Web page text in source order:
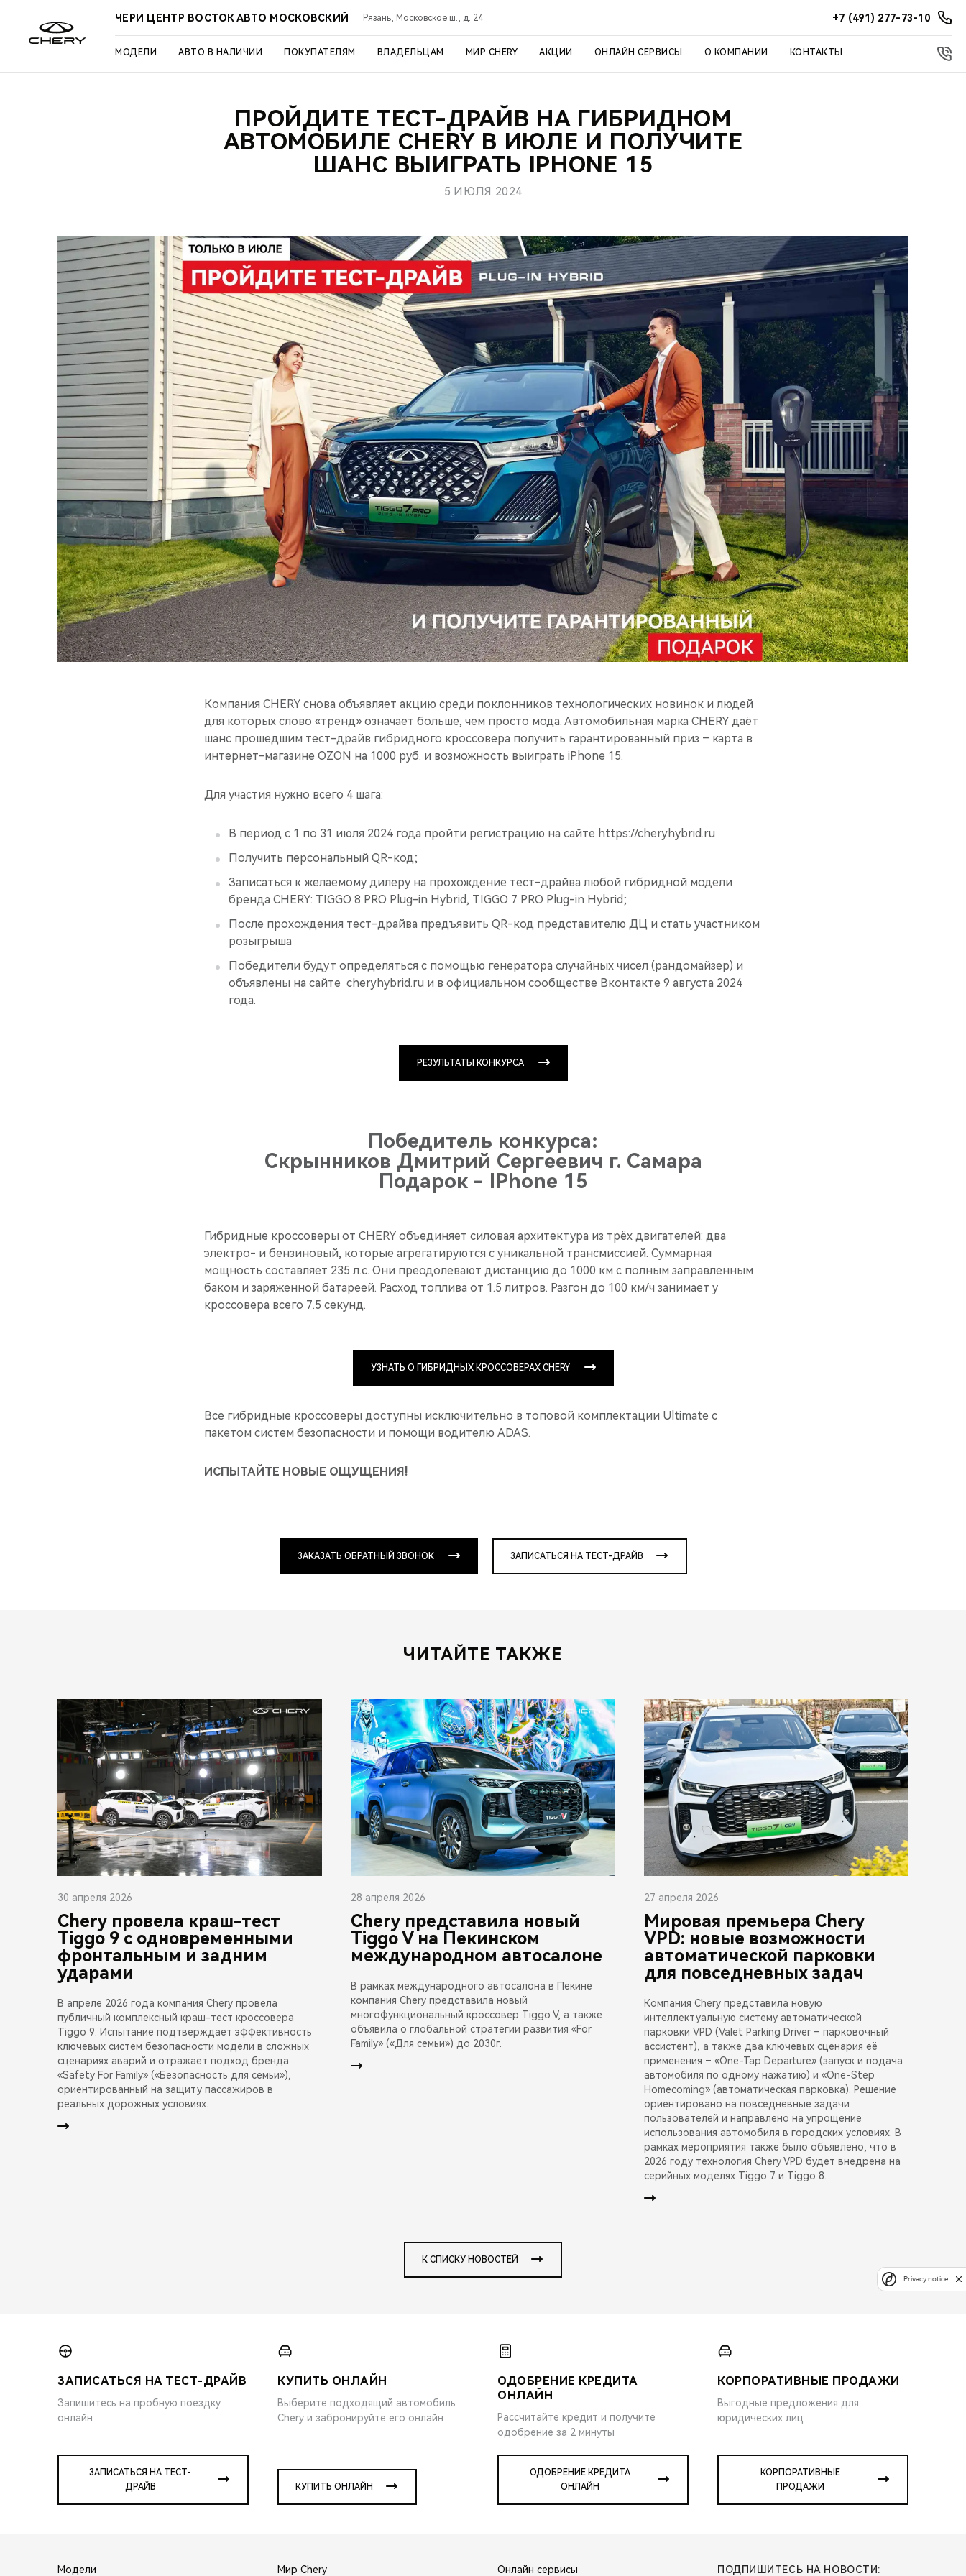
ЧЕРИ ЦЕНТР ВОСТОК АВТО МОСКОВСКИЙ Рязань, Московское ш., д. 24 +7 (491) 277-73-10
МОДЕЛИ АВТО В НАЛИЧИИ ПОКУПАТЕЛЯМ ВЛАДЕЛЬЦАМ МИР CHERY АКЦИИ ОНЛАЙН СЕРВИСЫ О КОМПАНИИ КОНТАКТЫ
ПРОЙДИТЕ ТЕСТ-ДРАЙВ НА ГИБРИДНОМ
АВТОМОБИЛЕ CHERY В ИЮЛЕ И ПОЛУЧИТЕ
ШАНС ВЫИГРАТЬ IPHONE 15
5 ИЮЛЯ 2024
Компания CHERY снова объявляет акцию среди поклонников технологических новинок и людей
для которых слово «тренд» означает больше, чем просто мода. Автомобильная марка CHERY даёт
шанс прошедшим тест-драйв гибридного кроссовера получить гарантированный приз – карта в
интернет-магазине OZON на 1000 руб. и возможность выиграть iPhone 15.
Для участия нужно всего 4 шага:
В период с 1 по 31 июля 2024 года пройти регистрацию на сайте https://cheryhybrid.ru
Получить персональный QR-код;
Записаться к желаемому дилеру на прохождение тест-драйва любой гибридной модели
бренда CHERY: TIGGO 8 PRO Plug-in Hybrid, TIGGO 7 PRO Plug-in Hybrid;
После прохождения тест-драйва предъявить QR-код представителю ДЦ и стать участником
розыгрыша
Победители будут определяться с помощью генератора случайных чисел (рандомайзер) и
объявлены на сайте cheryhybrid.ru и в официальном сообществе Вконтакте 9 августа 2024
года.
РЕЗУЛЬТАТЫ КОНКУРСА
Победитель конкурса:
Скрынников Дмитрий Сергеевич г. Самара
Подарок - IPhone 15
Гибридные кроссоверы от CHERY объединяет силовая архитектура из трёх двигателей: два
электро- и бензиновый, которые агрегатируются с уникальной трансмиссией. Суммарная
мощность составляет 235 л.с. Они преодолевают дистанцию до 1000 км с полным заправленным
баком и заряженной батареей. Расход топлива от 1.5 литров. Разгон до 100 км/ч занимает у
кроссовера всего 7.5 секунд.
УЗНАТЬ О ГИБРИДНЫХ КРОССОВЕРАХ CHERY
Все гибридные кроссоверы доступны исключительно в топовой комплектации Ultimate с
пакетом систем безопасности и помощи водителю ADAS.
ИСПЫТАЙТЕ НОВЫЕ ОЩУЩЕНИЯ!
ЗАКАЗАТЬ ОБРАТНЫЙ ЗВОНОК ЗАПИСАТЬСЯ НА ТЕСТ-ДРАЙВ
ЧИТАЙТЕ ТАКЖЕ
30 апреля 2026
Chery провела краш-тест
Tiggo 9 с одновременными
фронтальным и задним
ударами
В апреле 2026 года компания Chery провела
публичный комплексный краш-тест кроссовера
Tiggo 9. Испытание подтверждает эффективность
ключевых систем безопасности модели в сложных
сценариях аварий и отражает подход бренда
«Safety For Family» («Безопасность для семьи»),
ориентированный на защиту пассажиров в
реальных дорожных условиях.
28 апреля 2026
Chery представила новый
Tiggo V на Пекинском
международном автосалоне
В рамках международного автосалона в Пекине
компания Chery представила новый
многофункциональный кроссовер Tiggo V, а также
объявила о глобальной стратегии развития «For
Family» («Для семьи») до 2030г.
27 апреля 2026
Мировая премьера Chery
VPD: новые возможности
автоматической парковки
для повседневных задач
Компания Chery представила новую
интеллектуальную систему автоматической
парковки VPD (Valet Parking Driver – парковочный
ассистент), а также два ключевых сценария её
применения – «One-Tap Departure» (запуск и подача
автомобиля по одному нажатию) и «One-Step
Homecoming» (автоматическая парковка). Решение
ориентировано на повседневные задачи
пользователей и направлено на упрощение
использования автомобиля в городских условиях. В
рамках мероприятия также было объявлено, что в
2026 году технология Chery VPD будет внедрена на
серийных моделях Tiggo 7 и Tiggo 8.
К СПИСКУ НОВОСТЕЙ
ЗАПИСАТЬСЯ НА ТЕСТ-ДРАЙВ
Запишитесь на пробную поездку
онлайн
ЗАПИСАТЬСЯ НА ТЕСТ-
ДРАЙВ
КУПИТЬ ОНЛАЙН
Выберите подходящий автомобиль
Chery и забронируйте его онлайн
КУПИТЬ ОНЛАЙН
ОДОБРЕНИЕ КРЕДИТА
ОНЛАЙН
Рассчитайте кредит и получите
одобрение за 2 минуты
ОДОБРЕНИЕ КРЕДИТА
ОНЛАЙН
КОРПОРАТИВНЫЕ ПРОДАЖИ
Выгодные предложения для
юридических лиц
КОРПОРАТИВНЫЕ
ПРОДАЖИ
Модели Мир Chery Онлайн сервисы ПОДПИШИТЕСЬ НА НОВОСТИ:
Privacy notice